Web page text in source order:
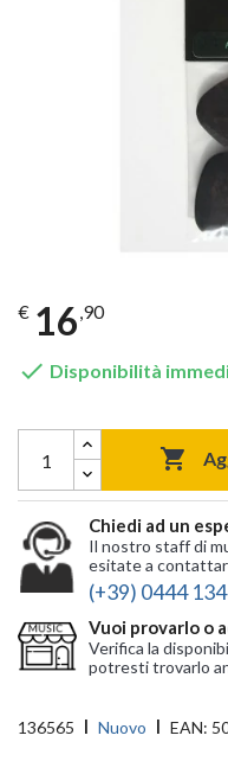
€ 16,90
 Disponibilità

Chiedi ad un
Il nostro staff di
esitate a
(+39) 0444
Vuoi provarlo o
Verifica la
potresti trovarlo
136565 Nuovo EAN: